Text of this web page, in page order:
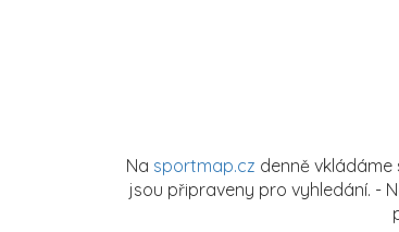
Na sportmap.cz denně
jsou připraveny pro vyhledání. -